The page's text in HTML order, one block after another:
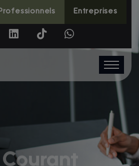
Entreprises